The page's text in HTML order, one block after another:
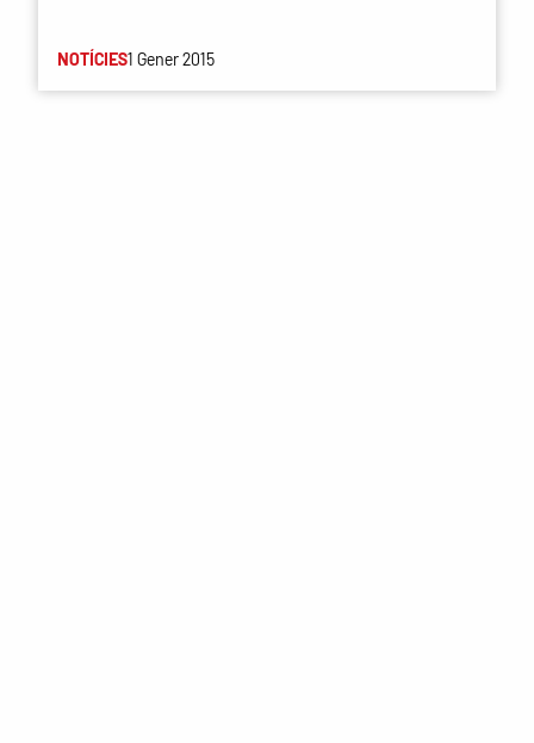
NOTÍCIES1 Gener 2015